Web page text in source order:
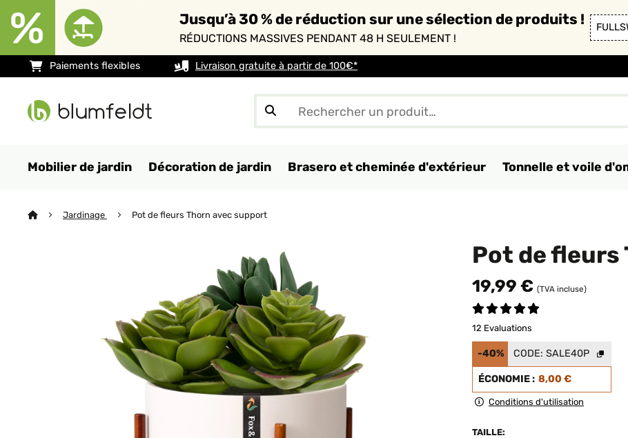
Jusqu’à 30 % de réduction sur une sélection de produits !
RÉDUCTIONS MASSIVES PENDANT 48 H SEULEMENT !
Paiements flexibles Livraison gratuite à partir de 100€*
Mobilier de jardin Décoration de jardin Brasero et cheminée d'extérieur Tonnelle et voile
Jardinage Pot de fleurs Thorn avec support
Pot de fleurs
19,99 € (TVA incluse)
12 Evaluations
-40% CODE: SALE40P
ÉCONOMIE : 8,00 €
Conditions d'utilisation
TAILLE: